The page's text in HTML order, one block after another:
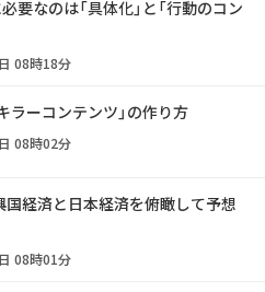
要なのは「具体化」と「行動のコン
08時18分
ラーコンテンツ」の作り方
08時02分
国経済と日本経済を俯瞰して予想
08時01分